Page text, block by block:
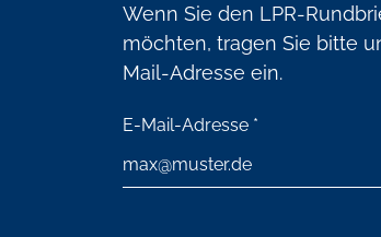
Wenn Sie den LPR-
möchten, tragen Sie bitte
Mail-Adresse ein.
E-Mail-Adresse *